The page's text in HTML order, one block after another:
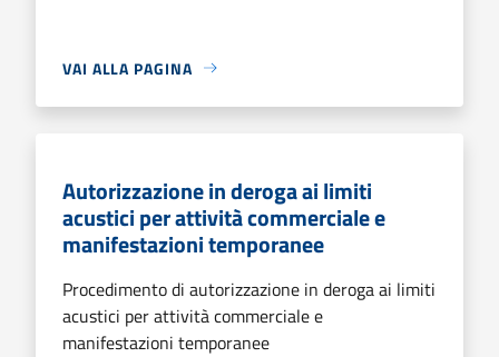
VAI ALLA PAGINA
Autorizzazione in deroga ai limiti
acustici per attività commerciale e
manifestazioni temporanee
Procedimento di autorizzazione in deroga ai limiti
acustici per attività commerciale e
manifestazioni temporanee